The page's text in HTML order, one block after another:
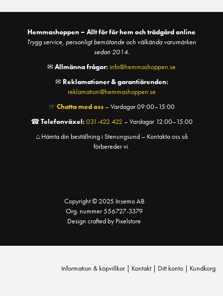
Hemmashoppen – Allt för för hem och trädgård online
Trygg service, personligt bemötande och välkända varumärken
sedan 2014.
✉ Allmänna frågor: info@hemmashoppen.se
✉ Reklamationer & garantiärenden:
reklamation@hemmashoppen.se
☞ Chatta med oss– Vardagar 09:00–15:00
☎Telefonväxel: 031-422 422 – Vardagar 12:00–15:00
⌂ Hämta din beställning i Stenungsund – Kontakta oss så
förbereder vi.
Copyright © 2025 Insemo AB
Org. nummer 556727-3379
Design crafted by Pixelstore
Information & köpvillkor | Kontakt | Ditt konto | Kundkorg